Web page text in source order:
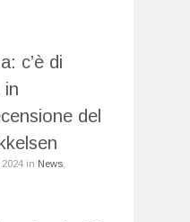
c’è di
in
del
in News